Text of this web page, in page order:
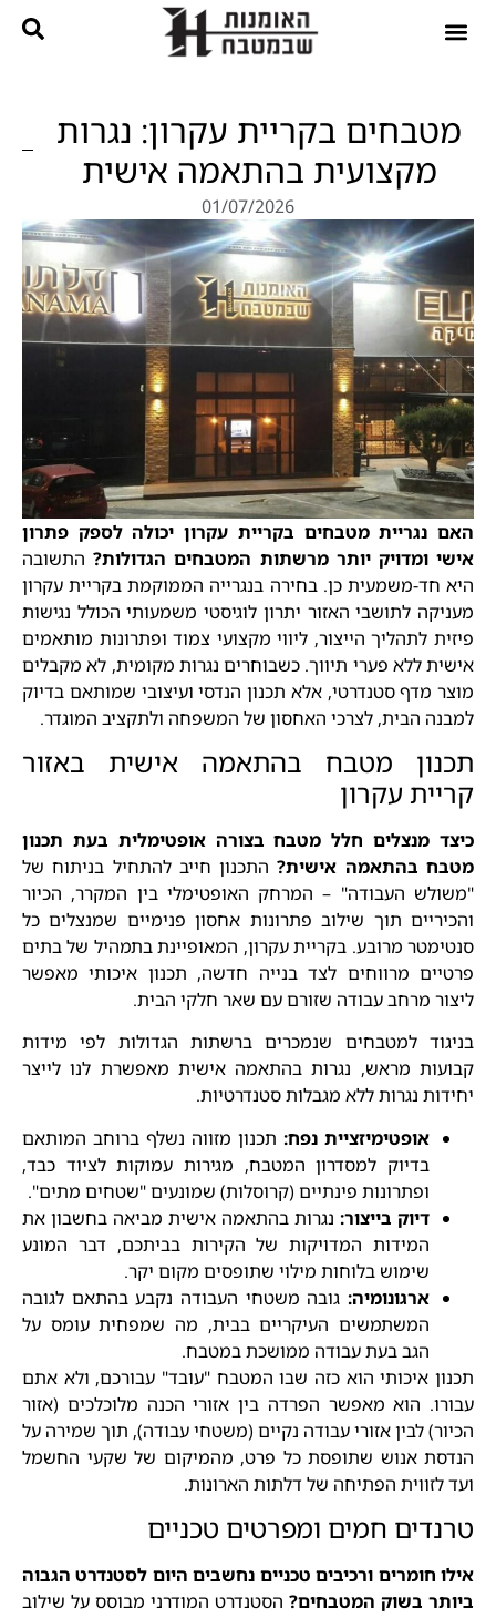
מטבחים בקריית עקרון: נגרות
מקצועית בהתאמה אישית
01/07/2026
האם נגריית מטבחים בקריית עקרון יכולה לספק פתרון
אישי ומדויק יותר מרשתות המטבחים הגדולות?התשובה
היא חד-משמעית כן. בחירה בנגרייה הממוקמת בקריית עקרון
מעניקה לתושבי האזור יתרון לוגיסטי משמעותי הכולל נגישות
פיזית לתהליך הייצור, ליווי מקצועי צמוד ופתרונות מותאמים
אישית ללא פערי תיווך. כשבוחרים נגרות מקומית, לא מקבלים
מוצר מדף סטנדרטי, אלא תכנון הנדסי ועיצובי שמותאם בדיוק
למבנה הבית, לצרכי האחסון של המשפחה ולתקציב המוגדר.
תכנון מטבח בהתאמה אישית באזור
קריית עקרון
כיצד מנצלים חלל מטבח בצורה אופטימלית בעת תכנון
מטבח בהתאמה אישית?התכנון חייב להתחיל בניתוח של
"משולש העבודה" – המרחק האופטימלי בין המקרר, הכיור
והכיריים תוך שילוב פתרונות אחסון פנימיים שמנצלים כל
סנטימטר מרובע. בקריית עקרון, המאופיינת בתמהיל של בתים
פרטיים מרווחים לצד בנייה חדשה, תכנון איכותי מאפשר
ליצור מרחב עבודה שזורם עם שאר חלקי הבית.
בניגוד למטבחים שנמכרים ברשתות הגדולות לפי מידות
קבועות מראש, נגרות בהתאמה אישית מאפשרת לנו לייצר
יחידות נגרות ללא מגבלות סטנדרטיות.
אופטימיזציית נפח: תכנון מזווה נשלף ברוחב המותאם
בדיוק למסדרון המטבח, מגירות עמוקות לציוד כבד,
ופתרונות פינתיים (קרוסלות) שמונעים "שטחים מתים".
דיוק בייצור: נגרות בהתאמה אישית מביאה בחשבון את
המידות המדויקות של הקירות בביתכם, דבר המונע
שימוש בלוחות מילוי שתופסים מקום יקר.
ארגונומיה: גובה משטחי העבודה נקבע בהתאם לגובה
המשתמשים העיקריים בבית, מה שמפחית עומס על
הגב בעת עבודה ממושכת במטבח.
תכנון איכותי הוא כזה שבו המטבח "עובד" עבורכם, ולא אתם
עבורו. הוא מאפשר הפרדה בין אזורי הכנה מלוכלכים (אזור
הכיור) לבין אזורי עבודה נקיים (משטחי עבודה), תוך שמירה על
הנדסת אנוש שתופסת כל פרט, מהמיקום של שקעי החשמל
ועד לזווית הפתיחה של דלתות הארונות.
טרנדים חמים ומפרטים טכניים
אילו חומרים ורכיבים טכניים נחשבים היום לסטנדרט הגבוה
ביותר בשוק המטבחים? הסטנדרט המודרני מבוסס על שילוב